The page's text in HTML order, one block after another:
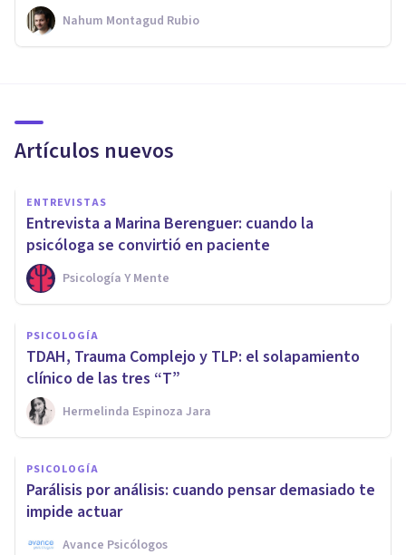
Nahum Montagud Rubio
Artículos nuevos
ENTREVISTAS
Entrevista a Marina Berenguer: cuando la
psicóloga se convirtió en paciente
Psicología Y Mente
PSICOLOGÍA
TDAH, Trauma Complejo y TLP: el solapamiento
clínico de las tres “T”
Hermelinda Espinoza Jara
PSICOLOGÍA
Parálisis por análisis: cuando pensar demasiado te
impide actuar
Avance Psicólogos